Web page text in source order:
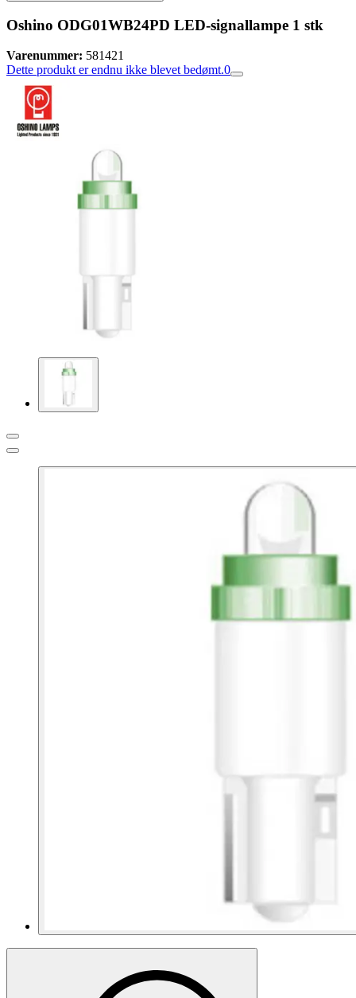
Oshino OD­G01WB­24PD LED-signallampe 1 stk
Varenummer: 581421
Dette produkt er endnu ikke blevet bedømt.0